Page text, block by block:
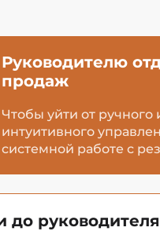
Руководителю
продаж
Чтобы уйти от ручного
интуитивного
системной работе с
до руководителя